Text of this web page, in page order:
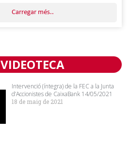
Carregar més..
VIDEOTECA
Intervenció (íntegra) de la FEC a la Junta
d’Accionistes de CaixaBank 14/05/2021
18 de maig de 2021